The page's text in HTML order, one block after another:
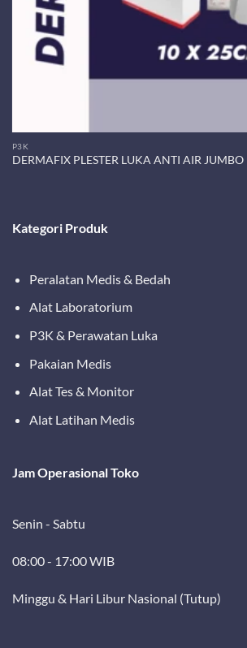
P3K
DERMAFIX PLESTER LUKA ANTI AIR JUMBO
Kategori Produk
Peralatan Medis & Bedah
Alat Laboratorium
P3K & Perawatan Luka
Pakaian Medis
Alat Tes & Monitor
Alat Latihan Medis
Jam Operasional Toko
Senin - Sabtu
08:00 - 17:00 WIB
Minggu & Hari Libur Nasional (Tutup)